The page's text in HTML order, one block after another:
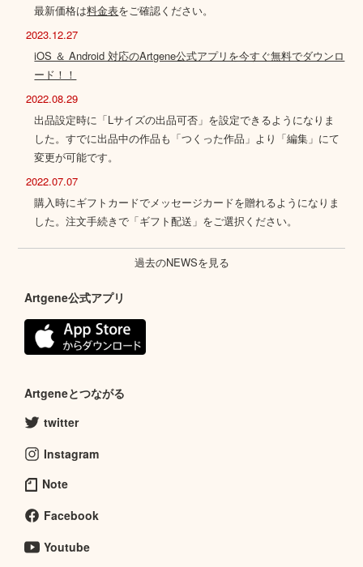
最新価格は料金表をご確認ください。
2023.12.27
iOS ＆ Android 対応のArtgene公式アプリを今すぐ無料でダウンロ
ード！！
2022.08.29
出品設定時に「Lサイズの出品可否」を設定できるようになりま
した。すでに出品中の作品も「つくった作品」より「編集」にて
変更が可能です。
2022.07.07
購入時にギフトカードでメッセージカードを贈れるようになりま
した。注文手続きで「ギフト配送」をご選択ください。
過去のNEWSを見る
Artgene公式アプリ
Artgeneとつながる
twitter
Instagram
Note
Facebook
Youtube